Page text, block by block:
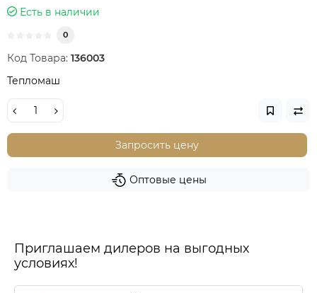
Есть в наличии
0
Код Товара: 136003
Тепломаш
Запросить цену
Оптовые цены
Приглашаем дилеров на выгодных
условиях!